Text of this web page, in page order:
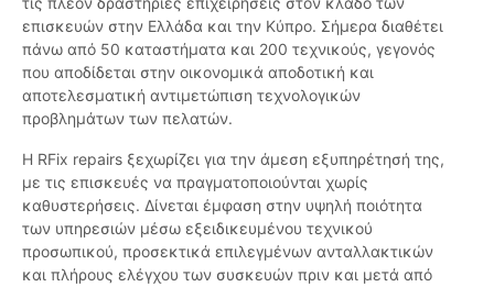
επισκευών στην Ελλάδα και την Κύπρο. Σήμερα διαθέτει
πάνω από 50 καταστήματα και 200 τεχνικούς, γεγονός
που αποδίδεται στην οικονομικά αποδοτική και
αποτελεσματική αντιμετώπιση τεχνολογικών
προβλημάτων των πελατών.
Η RFix repairs ξεχωρίζει για την άμεση εξυπηρέτησή της,
με τις επισκευές να πραγματοποιούνται χωρίς
καθυστερήσεις. Δίνεται έμφαση στην υψηλή ποιότητα
των υπηρεσιών μέσω εξειδικευμένου τεχνικού
προσωπικού, προσεκτικά επιλεγμένων ανταλλακτικών
και πλήρους ελέγχου των συσκευών πριν και μετά από